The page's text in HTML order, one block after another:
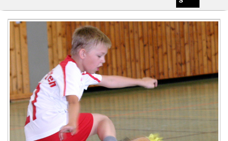
Training
Spieler
Kontakt
Links
Impressum